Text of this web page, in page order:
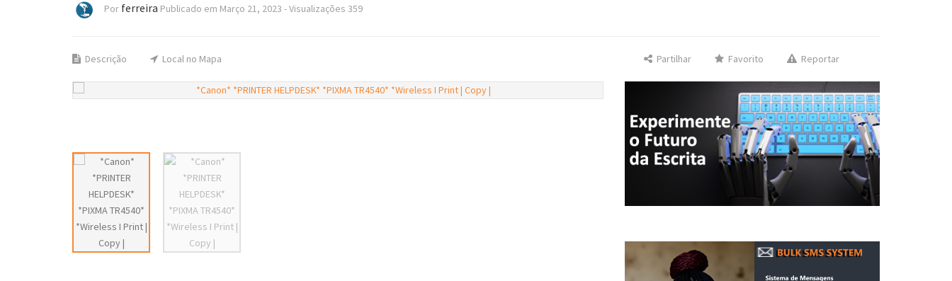
Por ferreira Publicado em Março 21, 2023 -Visualizações 359
Descrição Local no Mapa Partilhar Favorito Reportar